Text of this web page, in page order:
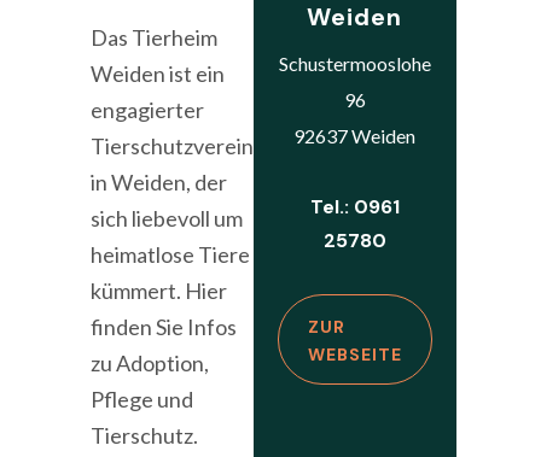
Das Tierheim
Weiden ist ein
engagierter
Tierschutzverein
in Weiden, der
sich liebevoll um
heimatlose Tiere
kümmert. Hier
finden Sie Infos
zu Adoption,
Pflege und
Tierschutz.
Weiden
Schustermooslohe
96
92637 Weiden
Tel.: 0961
25780
ZUR
WEBSEITE